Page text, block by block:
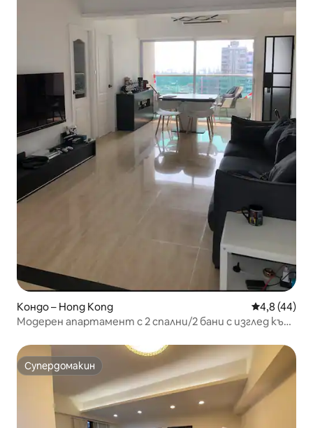
Кондо – Hong Kong Средна
4,8 (44)
Модерен апартамент с 2 спални/2 бани с изглед към
Супердомакин
Супердомакин